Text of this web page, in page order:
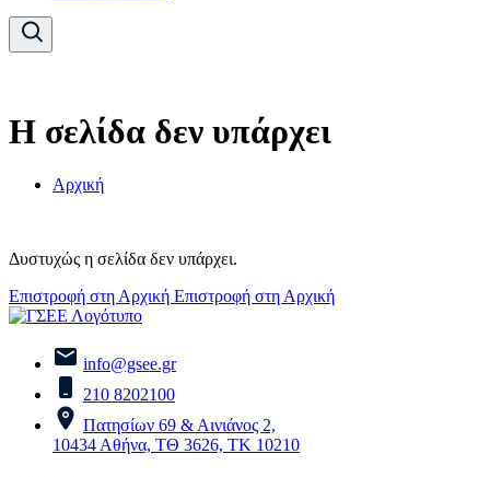
Η σελίδα δεν υπάρχει
Αρχική
Δυστυχώς η σελίδα δεν υπάρχει.
Επιστροφή στη Αρχική Επιστροφή στη Αρχική
info@gsee.gr
210 8202100
Πατησίων 69 & Αινιάνος 2,
10434 Αθήνα, ΤΘ 3626, ΤΚ 10210